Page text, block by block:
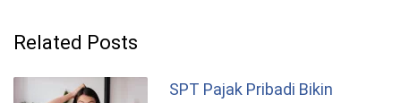
Related Posts
SPT Pajak Pribadi Bikin